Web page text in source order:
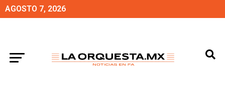
AGOSTO 7, 2026